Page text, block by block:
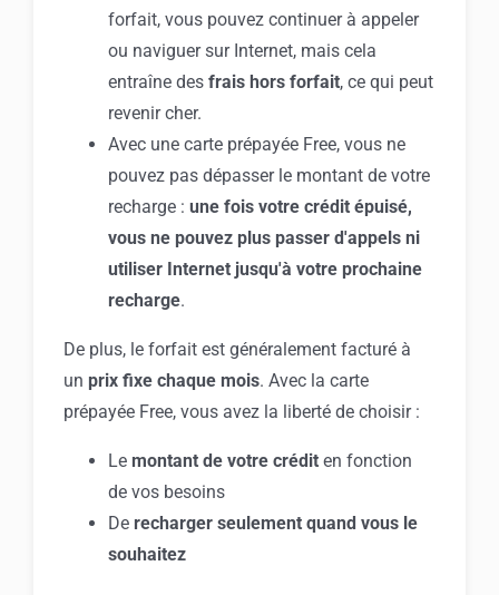
forfait, vous pouvez continuer à appeler
ou naviguer sur Internet, mais cela
entraîne desfrais hors forfait, ce qui peut
revenir cher.
Avec une carte prépayée Free, vous ne
pouvez pas dépasser le montant de votre
recharge :une fois votre crédit épuisé,
vous ne pouvez plus passer d'appels ni
utiliser Internet jusqu'à votre prochaine
recharge.
De plus, le forfait est généralement facturé à
un prix fixe chaque mois. Avec la carte
prépayée Free, vous avez la liberté de choisir :
Le montant de votre crédit en fonction
de vos besoins
De recharger seulement quand vous le
souhaitez